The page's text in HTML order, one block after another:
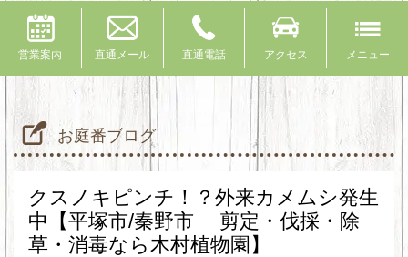
営業案内 直通メール 直通電話 アクセス メニュー
お庭番ブログ
クスノキピンチ！？外来カメムシ発生
中【平塚市/秦野市 剪定・伐採・除
草・消毒なら木村植物園】